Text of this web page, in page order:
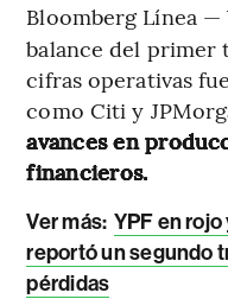
Bloomberg Línea —
balance del primer
cifras operativas
como Citi y
avances en
financieros.
Ver más: YPF en
reportó un segundo
pérdidas